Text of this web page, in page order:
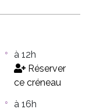
à 12h
Réserver
ce créneau
à 16h